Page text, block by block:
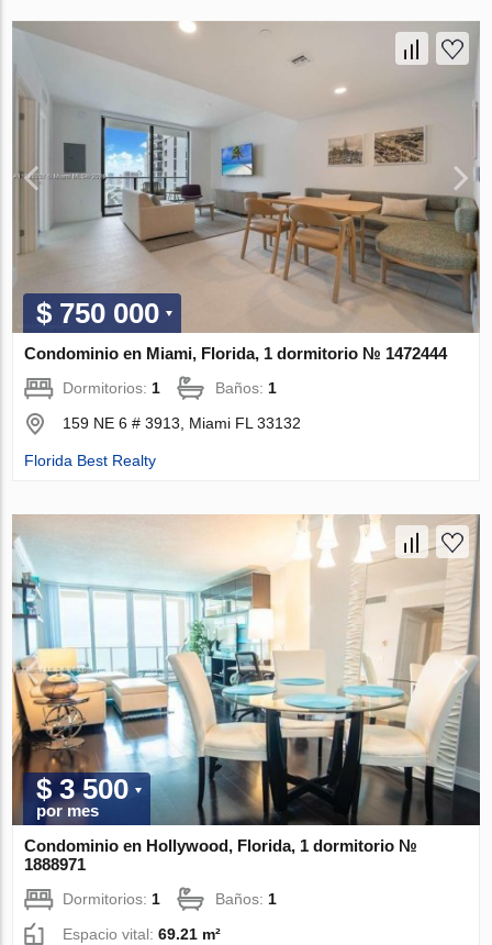
$ 750 000
Condominio en Miami, Florida, 1 dormitorio № 1472444
Dormitorios: 1 Baños: 1
159 NE 6 # 3913, Miami FL 33132
Florida Best Realty
$ 3 500
por mes
Condominio en Hollywood, Florida, 1 dormitorio №
1888971
Dormitorios:1 Baños:1
Espacio vital:69.21 m²